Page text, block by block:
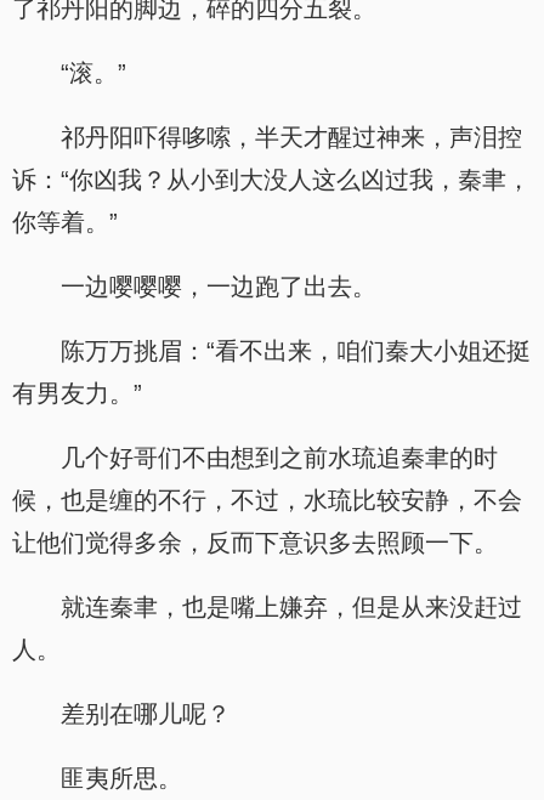
了祁丹阳的脚边，碎的四分五裂。
“滚。”
祁丹阳吓得哆嗦，半天才醒过神来，声泪控
诉：“你凶我？从小到大没人这么凶过我，秦聿，
你等着。”
一边嘤嘤嘤，一边跑了出去。
陈万万挑眉：“看不出来，咱们秦大小姐还挺
有男友力。”
几个好哥们不由想到之前水琉追秦聿的时
候，也是缠的不行，不过，水琉比较安静，不会
让他们觉得多余，反而下意识多去照顾一下。
就连秦聿，也是嘴上嫌弃，但是从来没赶过
人。
差别在哪儿呢？
匪夷所思。